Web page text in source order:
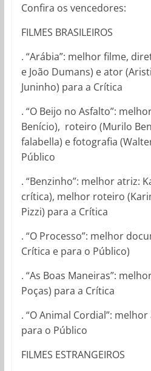
Confira os vencedores:
FILMES BRASILEIROS
. “Arábia”: melhor filme,
e João Dumans) e ator
Juninho) para a Crítica
. “O Beijo no Asfalto”:
Benício), roteiro (Murilo
falabella) e fotografia
Público
. “Benzinho”: melhor atriz:
crítica), melhor roteiro
Pizzi) para a Crítica
. “O Processo”: melhor
Crítica e para o Público)
. “As Boas Maneiras”:
Poças) para a Crítica
. “O Animal Cordial”:
para o Público
FILMES ESTRANGEIROS